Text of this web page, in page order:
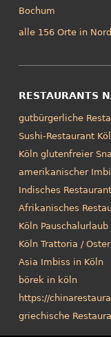
Bochum
alle 156 Orte in
RESTAURANTS
gutbürgerliche
Sushi-Restaurant
Köln glutenfreier
amerikanischer
Indisches
Afrikanisches
Köln Pauschalurlaub
Köln Trattoria /
Asia Imbiss in Köln
börek in köln
https://
griechische